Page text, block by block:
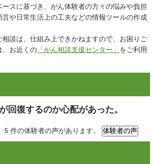
スに基づき、がん体験者の方々の悩みや負担
や日常生活上の工夫などの情報ツールの作成
談は、仕組み上できかねますので、お困りご
、お近くの 「がん相談支援センター」 をご利用
回復するのか心配があった。
5 件の体験者の声があります。